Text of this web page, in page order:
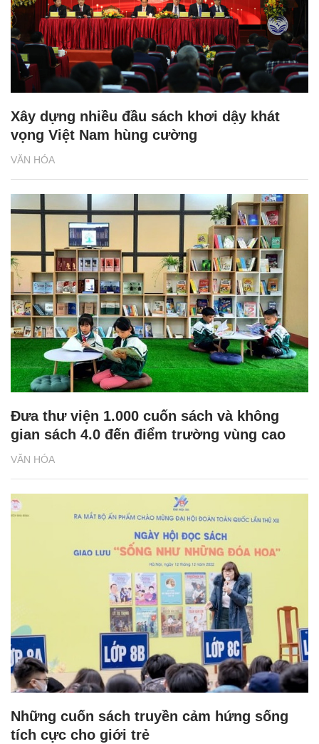
VĂN HÓA
Xây dựng nhiều đầu sách khơi dậy khát
vọng Việt Nam hùng cường
VĂN HÓA
Đưa thư viện 1.000 cuốn sách và không
gian sách 4.0 đến điểm trường vùng cao
Những cuốn sách truyền cảm hứng sống
tích cực cho giới trẻ